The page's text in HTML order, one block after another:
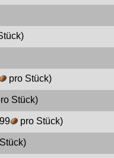
pro Stück)
Stück)
pro Stück)